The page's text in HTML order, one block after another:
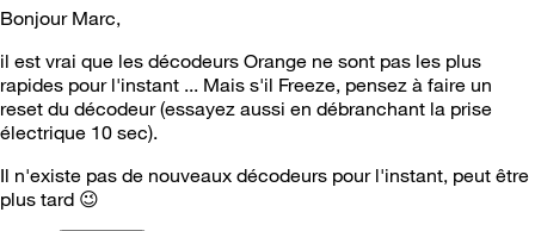
Bonjour Marc,
il est vrai que les décodeurs Orange ne sont pas les plus
rapides pour l'instant ... Mais s'il Freeze, pensez à faire un
reset du décodeur (essayez aussi en débranchant la prise
électrique 10 sec).
Il n'existe pas de nouveaux décodeurs pour l'instant, peut être
plus tard 😉